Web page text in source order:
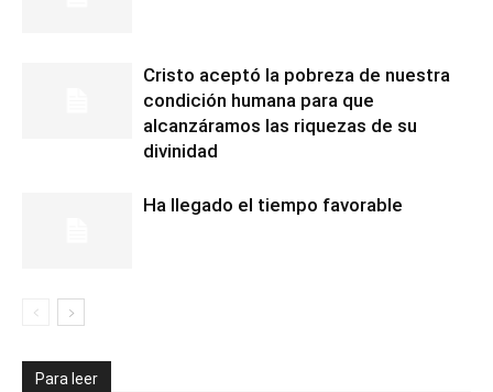
Cristo aceptó la pobreza de nuestra
condición humana para que
alcanzáramos las riquezas de su
divinidad
Ha llegado el tiempo favorable
Para leer